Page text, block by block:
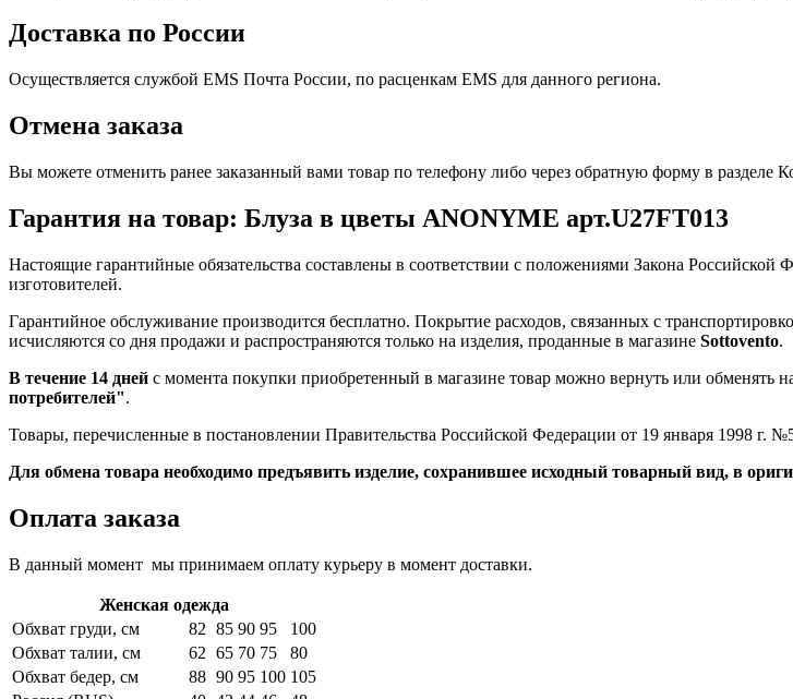
Доставка по России
Осуществляется службой EMS Почта России, по расценкам EMS для данного региона.
Отмена заказа
Вы можете отменить ранее заказанный вами товар по телефону либо через обратную форму в разделе
Гарантия на товар: Блуза в цветы ANONYME арт.U27FТ013
Настоящие гарантийные обязательства составлены в соответствии с положениями Закона Российской
изготовителей.
Гарантийное обслуживание производится бесплатно. Покрытие расходов, связанных с
исчисляются со дня продажи и распространяются только на изделия, проданные в магазине Sottovento.
В течение 14 дней с момента покупки приобретенный в магазине товар можно вернуть или обменять
потребителей".
Товары, перечисленные в постановлении Правительства Российской Федерации от 19 января 1998 г.
Для обмена товара необходимо предъявить изделие, сохранившее исходный товарный вид, в
Оплата заказа
В данный момент мы принимаем оплату курьеру в момент доставки.
Женская одежда
Обхват груди, см
82 85 90 95
100
Обхват талии, см
62 65 70 75
80
Обхват бедер, см
88 90 95 100 105